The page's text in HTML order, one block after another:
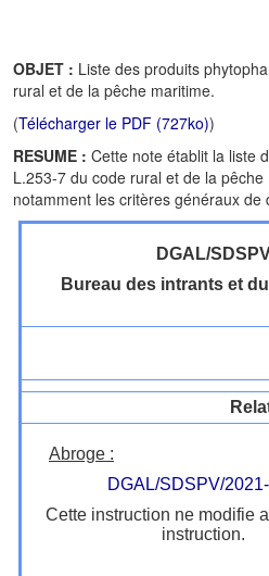
OBJET : Liste des produits
rural et de la pêche maritime.
(Télécharger le PDF (727ko))
RESUME : Cette note établit la liste
L.253-7 du code rural et de la
notamment les critères généraux
DGAL/
Bureau des intrants et
Abroge :
DGAL/SDSPV/
Cette instruction ne modifie
instruction.